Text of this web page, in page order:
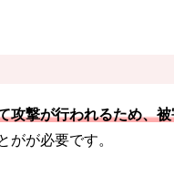
攻撃が行われるため、
が必要です。